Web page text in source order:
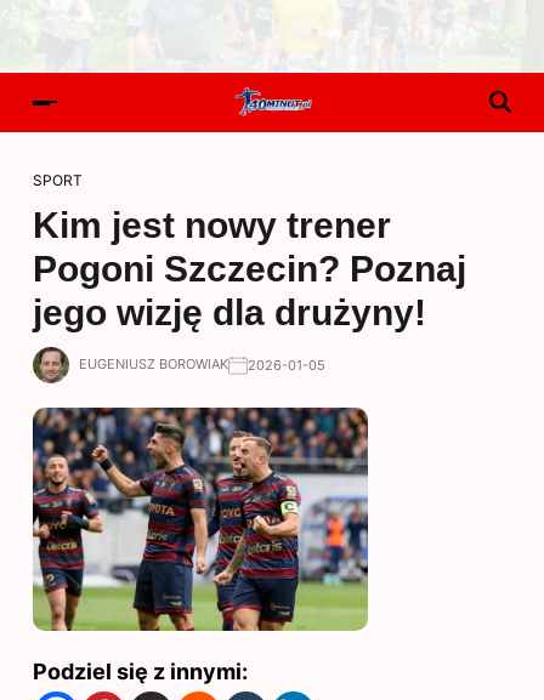
SPORT
Kim jest nowy trener
Pogoni Szczecin? Poznaj
jego wizję dla drużyny!
EUGENIUSZ BOROWIAK 2026-01-05
Podziel się z innymi: